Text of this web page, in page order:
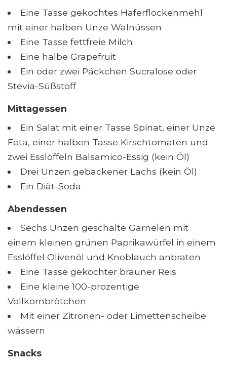
Eine Tasse gekochtes Haferflockenmehl
mit einer halben Unze Walnüssen
Eine Tasse fettfreie Milch
Eine halbe Grapefruit
Ein oder zwei Päckchen Sucralose oder
Stevia-Süßstoff
Mittagessen
Ein Salat mit einer Tasse Spinat, einer Unze
Feta, einer halben Tasse Kirschtomaten und
zwei Esslöffeln Balsamico-Essig (kein Öl)
Drei Unzen gebackener Lachs (kein Öl)
Ein Diät-Soda
Abendessen
Sechs Unzen geschälte Garnelen mit
einem kleinen grünen Paprikawürfel in einem
Esslöffel Olivenöl und Knoblauch anbraten
Eine Tasse gekochter brauner Reis
Eine kleine 100-prozentige
Vollkornbrötchen
Mit einer Zitronen- oder Limettenscheibe
wässern
Snacks